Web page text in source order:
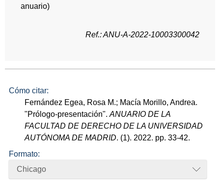
anuario)
Ref.: ANU-A-2022-10003300042
Cómo citar:
Fernández Egea, Rosa M.; Macía Morillo, Andrea.
"Prólogo-presentación".ANUARIO DE LA
FACULTAD DE DERECHO DE LA UNIVERSIDAD
AUTÓNOMA DE MADRID. (1). 2022. pp. 33-42.
Formato:
Chicago